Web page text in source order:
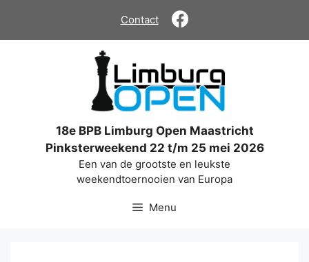
de
Contact
18e BPB Limburg Open Maastricht
Pinksterweekend 22 t/m 25 mei 2026
Een van de grootste en leukste
weekendtoernooien van Europa
Menu